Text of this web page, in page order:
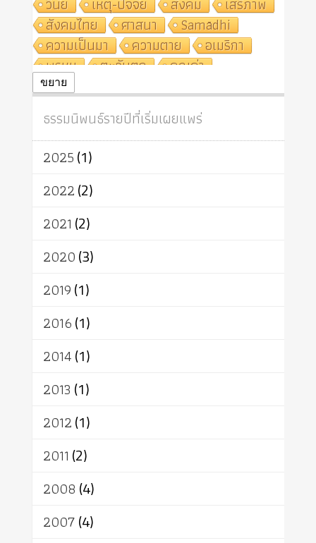
สังคมไทย
ศาสนา
Samādhi
ความเป็นมา
ความตาย
อเมริกา
พรหม
ตะวันตก
คุณค่า
ปฏิจจสมุปบาท
ศาสนาประจำชาติ
อินเดีย
ผู้บริโภค
ธรรมาธิปไตย
จักร
การแยกรัฐกับศาสนา
ธรรมชาติ
เทคโนโลยี
สิทธิ
พุทธบริษัท
อัตถะ
เทวดา
ขยาย
ธรรมนิพนธ์รายปีที่เริ่มเผยแพร่
2025(1)
2022(2)
2021 (2)
2020(3)
2019(1)
2016(1)
2014(1)
2013 (1)
2012(1)
2011 (2)
2008 (4)
2007(4)